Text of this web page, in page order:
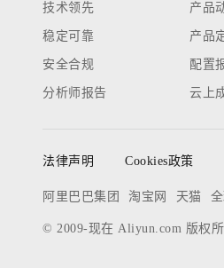
技术领先
稳定可靠
安全合规
分析师报告
产品
产品
配置
云上
法律声明 Cookies政策
阿里巴巴集团 淘宝网 天猫
© 2009-现在 Aliyun.com 版权